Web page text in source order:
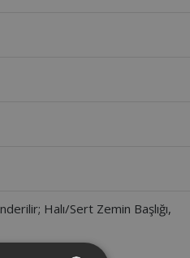
Halı/Sert Zemin Başlığı,